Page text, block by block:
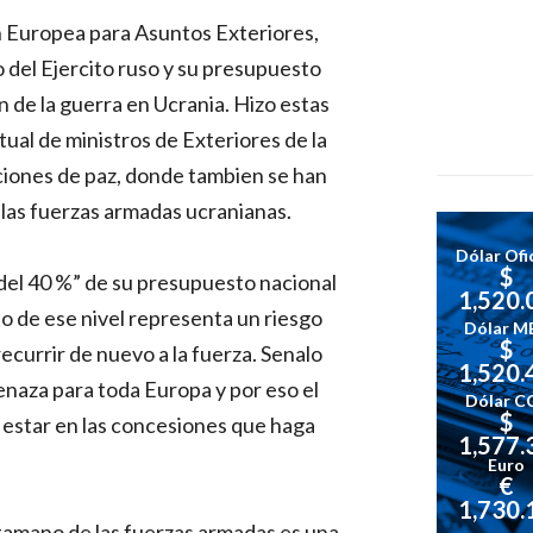
para Asuntos Exteriores,
del Ejercito ruso y su presupuesto
la guerra en Ucrania. Hizo estas
de ministros de Exteriores de la
de paz, donde tambien se han
fuerzas armadas ucranianas.
40 %” de su presupuesto nacional
de ese nivel representa un riesgo
de nuevo a la fuerza. Senalo
para toda Europa y por eso el
en las concesiones que haga
Dólar
$
Dólar
$
Dólar
$
Euro
€